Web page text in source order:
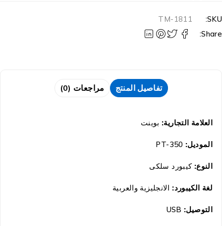
TM-1811
تفاصيل المنتج مراجعات (0)
العلامة التجارية:بوينت
الموديل: PT-350
النوع: كيبورد سلكى
لغة الكيبورد: الانجليزية والعربية
التوصيل:USB